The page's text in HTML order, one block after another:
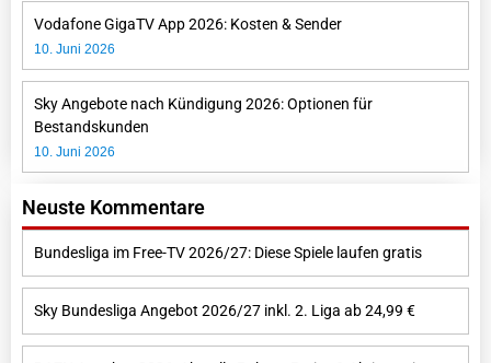
Vodafone GigaTV App 2026: Kosten & Sender
10. Juni 2026
Sky Angebote nach Kündigung 2026: Optionen für
Bestandskunden
10. Juni 2026
Neuste Kommentare
Bundesliga im Free-TV 2026/27: Diese Spiele laufen gratis
Sky Bundesliga Angebot 2026/27 inkl. 2. Liga ab 24,99 €